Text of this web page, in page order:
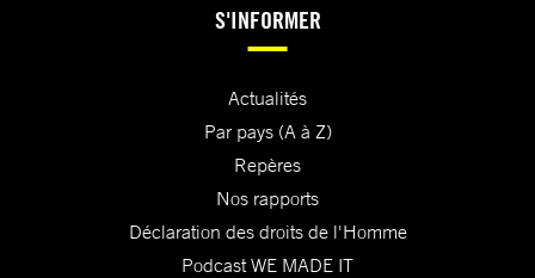
S'INFORMER
Actualités
Par pays (A à Z)
Repères
Nos rapports
Déclaration des droits de l'Homme
Podcast WE MADE IT